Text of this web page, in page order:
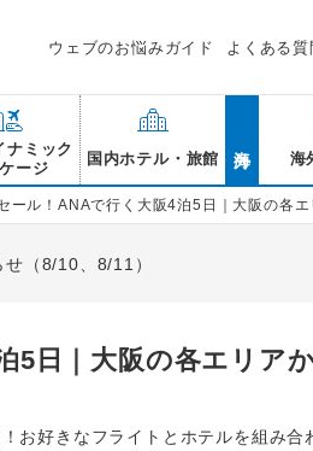
ウェブのお悩みガイド よくある質
ナミック
ージ
国内ホテル・旅館 海
ール！ANAで行く大阪4泊5日｜大阪の各
（8/10、8/11）
5日｜大阪の各エリア
お好きなフライトとホテルを組み合